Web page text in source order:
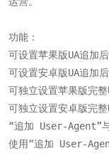
功能：
可设置苹果版UA追加后
可设置安卓版UA追加后
可独立设置苹果版完整
可独立设置安卓版完整
“追加 User-Agent”
使用“追加 User-